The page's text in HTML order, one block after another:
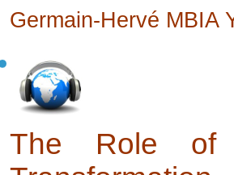
Germain-Hervé MBIA
The Role of